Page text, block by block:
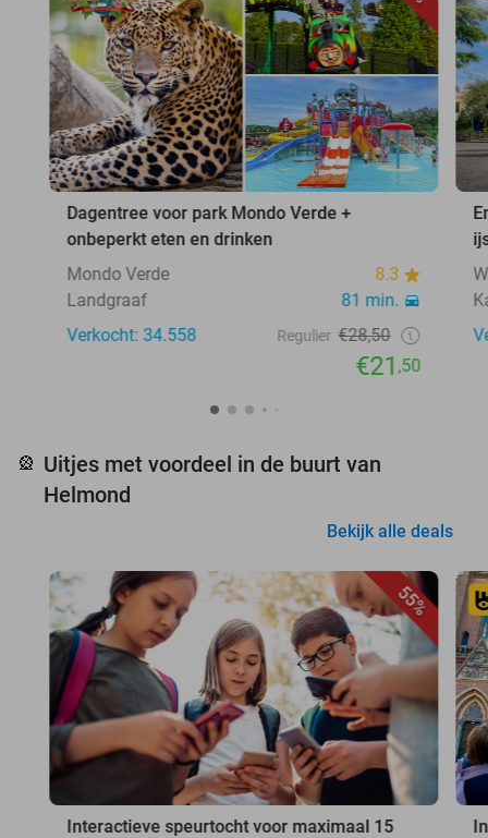
Dagentree voor park Mondo Verde +
onbeperkt eten en drinken
Mondo Verde
8.3
Landgraaf
81 min.
Verkocht: 34.558
Regulier €28,50
€21,50
🎡 Uitjes met voordeel in de buurt van
Helmond
Bekijk alle deals
55%
Interactieve speurtocht voor maximaal 15